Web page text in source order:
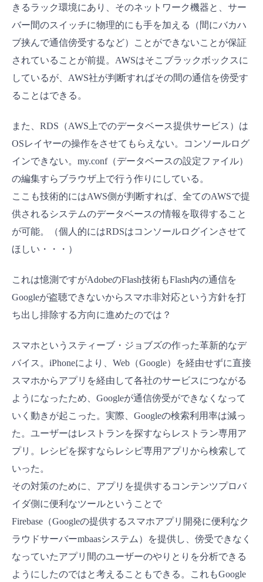
きるラック環境にあり、そのネットワーク機器と、サー
バー間のスイッチに物理的にも手を加える（間にバカハ
ブ挟んで通信傍受するなど）ことができないことが保証
されていることが前提。AWSはそこブラックボックスに
しているが、AWS社が判断すればその間の通信を傍受す
ることはできる。
また、RDS（AWS上でのデータベース提供サービス）は
OSレイヤーの操作をさせてもらえない。コンソールログ
インできない。my.conf（データベースの設定ファイル）
の編集すらブラウザ上で行う作りにしている。
ここも技術的にはAWS側が判断すれば、全てのAWSで提
供されるシステムのデータベースの情報を取得すること
が可能。（個人的にはRDSはコンソールログインさせて
ほしい・・・）
これは憶測ですがAdobeのFlash技術もFlash内の通信を
Googleが盗聴できないからスマホ非対応という方針を打
ち出し排除する方向に進めたのでは？
スマホというスティーブ・ジョブズの作った革新的なデ
バイス。iPhoneにより、Web（Google）を経由せずに直接
スマホからアプリを経由して各社のサービスにつながる
ようになったため、Googleが通信傍受ができなくなって
いく動きが起こった。実際、Googleの検索利用率は減っ
た。ユーザーはレストランを探すならレストラン専用ア
プリ。レシピを探すならレシピ専用アプリから検索して
いった。
その対策のために、アプリを提供するコンテンツプロバ
イダ側に便利なツールということで
Firebase（Googleの提供するスマホアプリ開発に便利なク
ラウドサーバーmbaasシステム）を提供し、傍受できなく
なっていたアプリ間のユーザーのやりとりを分析できる
ようにしたのではと考えることもできる。これもGoogle